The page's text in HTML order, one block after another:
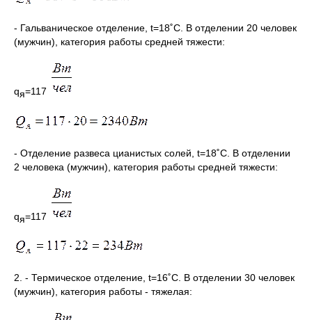
- Гальваническое отделение, t=18˚C. В отделении 20 человек
(мужчин), категория работы средней тяжести:
qя=117
- Отделение развеса цианистых солей, t=18˚C. В отделении
2 человека (мужчин), категория работы средней тяжести:
qя=117
2. - Термическое отделение, t=16˚C. В отделении 30 человек
(мужчин), категория работы - тяжелая: